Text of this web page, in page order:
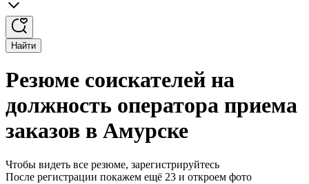
Найти
Резюме соискателей на
должность оператора приема
заказов в Амурске
Чтобы видеть все резюме, зарегистрируйтесь
После регистрации покажем ещё 23 и откроем фото